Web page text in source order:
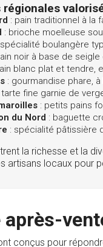
: pain traditionnel à la
: brioche moelleuse
boulangère
noir à base de
blanc plat et tendre,
: gourmandise phare,
tarte fine garnie de
: petits pains
du Nord : baguette
: spécialité pâtissière
la richesse et la
artisans locaux pour
après-
conçus pour